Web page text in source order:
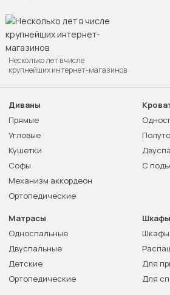
Несколько лет в числе
крупнейших интернет-магазинов
Диваны
Прямые
Угловые
Кушетки
Софы
Механизм аккордеон
Ортопедические
С
Матрасы
Односпальные
Двуспальные
Детские
Ортопедические
Шкафы
Для
Для